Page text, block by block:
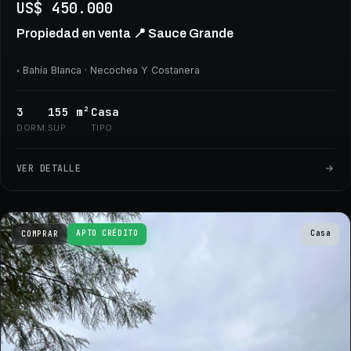
US$ 450.000
Propiedad en venta 📍 Sauce Grande
◦ Bahía Blanca · Necochea Y Costanera
3
DORM.
155 m²
SUP.
Casa
TIPO
VER DETALLE
COMPRAR APTO CRÉDITO Casa